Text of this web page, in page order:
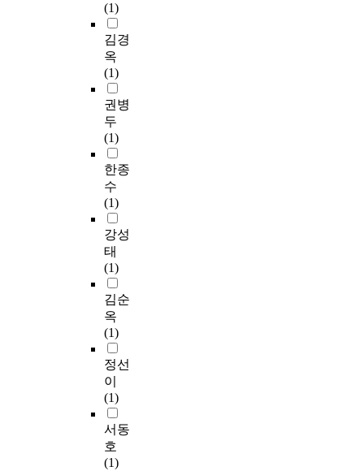
(1)
김경
옥
(1)
권병
두
(1)
한종
수
(1)
강성
태
(1)
김순
옥
(1)
정선
이
(1)
서동
호
(1)